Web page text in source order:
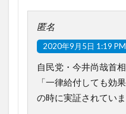
匿名
2020年9月5日 1:19 PM
自民党・今井尚哉首
「一律給付しても効
の時に実証されていま